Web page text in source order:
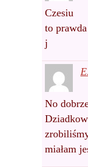
Czesiu
to
j
No
miałam